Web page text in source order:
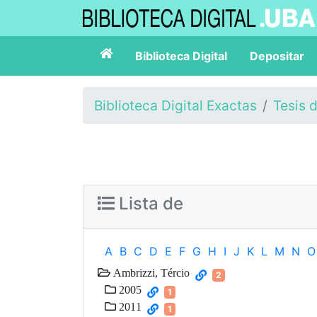
Biblioteca Digital Depositar
Biblioteca Digital Exactas Tesis
Lista de
A B C D E F G H I J K L M N O
Ambrizzi, Tércio 2
2005 1
2011 1